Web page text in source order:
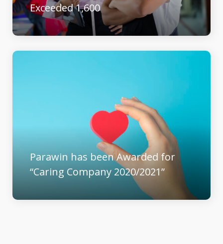
Exceeded 1,600
Parawin has been Awarded for
“Caring Company 2020/2021”